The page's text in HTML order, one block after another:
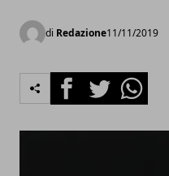
di Redazione11/11/2019
FacebookTwitterWhatsapp